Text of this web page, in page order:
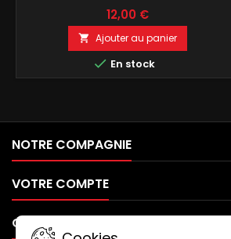
12,00 €
 Ajouter au panier
 En stock
NOTRE COMPAGNIE
VOTRE COMPTE
CONTACT